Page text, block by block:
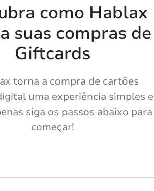
como Hablax
suas compras de
Giftcards
torna a compra de cartões
uma experiência simples e
siga os passos abaixo para
começar!